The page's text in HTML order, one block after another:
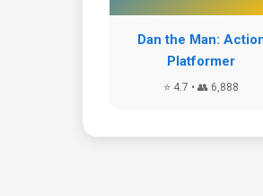
Dan the Man:
Platformer
⭐ 4.7 • 👥 6,888